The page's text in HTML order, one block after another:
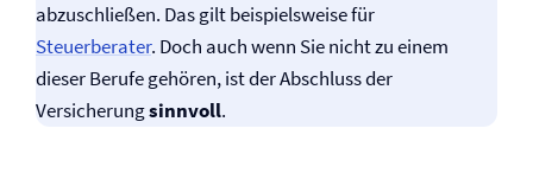
abzuschließen. Das gilt beispielsweise für
Steuerberater. Doch auch wenn Sie nicht zu einem
dieser Berufe gehören, ist der Abschluss der
Versicherungsinnvoll.